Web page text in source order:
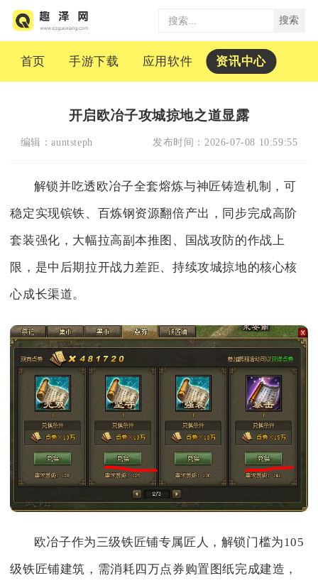
搜索
首页 手游下载 应用软件 资讯中心
开启欧冶子攻城掠地之道显露
编辑：auntsteph 发布时间： 2026-07-08 10:59:55
解锁并吃透欧冶子全套熔炼与神匠铸造机制，可
稳定实现镔铁、百炼钢资源翻倍产出，同步完成高阶
套装强化，大幅拉高副本推图、国战攻防的作战上
限，是中后期拉开战力差距、持续攻城掠地的核心核
心成长渠道。
欧冶子作为三级铁匠铺专属匠人，解锁门槛为105
级铁匠铺建筑，需消耗四万点券购置图纸完成建造，